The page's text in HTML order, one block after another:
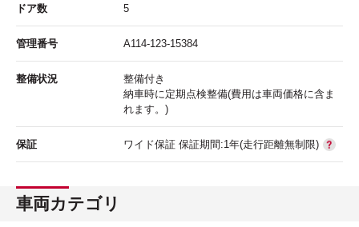
ドア数 5
管理番号 A114-123-15384
整備状況
整備付き
納車時に定期点検整備(費用は車両価格に含ま
れます。)
保証 ワイド保証 保証期間:1年(走行距離無制限)
車両カテゴリ